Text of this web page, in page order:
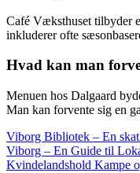
Café Væksthuset tilbyder
inkluderer ofte
Hvad kan man
Menuen hos Dalgaard
Man kan forvente sig en
Viborg Bibliotek – En
Viborg – En Guide til
Kvindelandshold Kampe